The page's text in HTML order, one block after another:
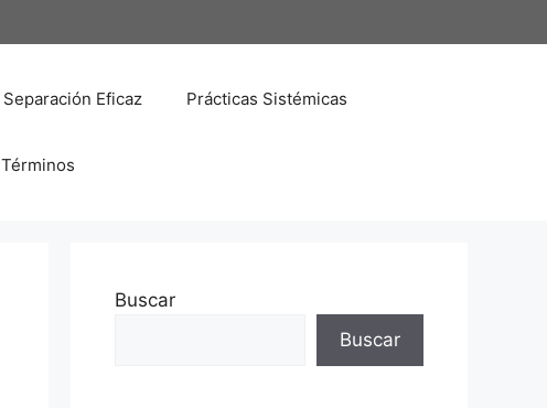
Separación Eficaz Prácticas Sistémicas
Términos
Buscar
Buscar